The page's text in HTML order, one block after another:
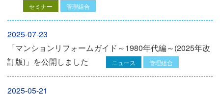
セミナー 管理組合
2025-07-23
「マンションリフォームガイド～1980年代編～(2025年改
訂版)」を公開しました
ニュース 管理組合
2025-05-21